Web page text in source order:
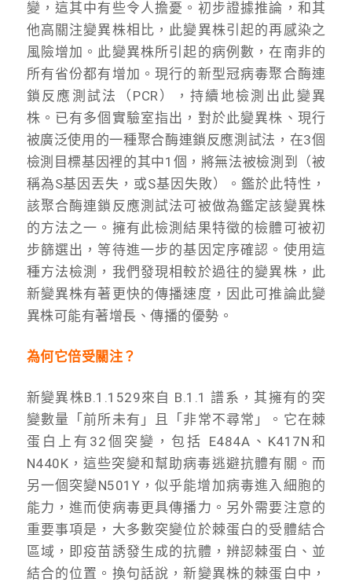
變，這其中有些令人擔憂。初步證據推論，和其
他高關注變異株相比，此變異株引起的再感染之
風險增加。此變異株所引起的病例數，在南非的
所有省份都有增加。現行的新型冠病毒聚合酶連
鎖反應測試法（PCR），持續地檢測出此變異
株。已有多個實驗室指出，對於此變異株、現行
被廣泛使用的一種聚合酶連鎖反應測試法，在3個
檢測目標基因裡的其中1個，將無法被檢測到（被
稱為S基因丟失，或S基因失敗）。鑑於此特性，
該聚合酶連鎖反應測試法可被做為鑑定該變異株
的方法之一。擁有此檢測結果特徵的檢體可被初
步篩選出，等待進一步的基因定序確認。使用這
種方法檢測，我們發現相較於過往的變異株，此
新變異株有著更快的傳播速度，因此可推論此變
異株可能有著增長、傳播的優勢。
為何它倍受關注？
新變異株B.1.1529來自 B.1.1 譜系，其擁有的突
變數量「前所未有」且「非常不尋常」。它在棘
蛋白上有32個突變，包括 E484A、K417N和
N440K，這些突變和幫助病毒逃避抗體有關。而
另一個突變N501Y，似乎能增加病毒進入細胞的
能力，進而使病毒更具傳播力。另外需要注意的
重要事項是，大多數突變位於棘蛋白的受體結合
區域，即疫苗誘發生成的抗體，辨認棘蛋白、並
結合的位置。換句話說，新變異株的棘蛋白中，